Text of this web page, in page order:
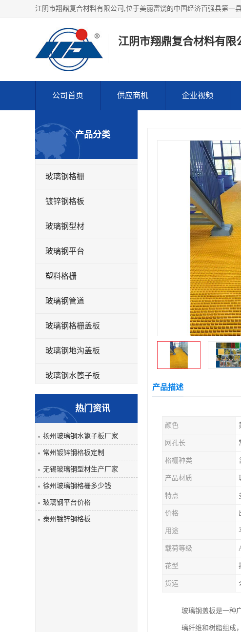
江阴市翔鼎复合材料有限
公司首页 供应商机 企业视频
产品分类
玻璃钢格栅
镀锌钢格板
玻璃钢型材
玻璃钢平台
塑料格栅
玻璃钢管道
玻璃钢格栅盖板
玻璃钢地沟盖板
玻璃钢水篦子板
玻璃钢平板
玻璃钢盖板
热门资讯
扬州玻璃钢水篦子板厂家
常州镀锌钢格板定制
无锡玻璃钢型材生产厂家
徐州玻璃钢格栅多少钱
玻璃钢平台价格
泰州镀锌钢格板
产品描述
颜色
网孔长
格栅种类
产品材质
特点
价格
用途
载荷等级
花型
货运
玻璃钢盖板是一种
璃纤维和树脂组成